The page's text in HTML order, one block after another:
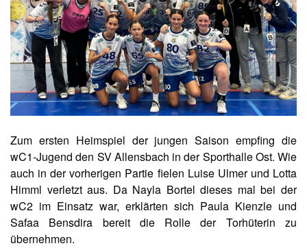
Zum ersten Heimspiel der jungen Saison empfing die
wC1-Jugend den SV Allensbach in der Sporthalle Ost. Wie
auch in der vorherigen Partie fielen Luise Ulmer und Lotta
Himml verletzt aus. Da Nayla Bortel dieses mal bei der
wC2 im Einsatz war, erklärten sich Paula Kienzle und
Safaa Bensdira bereit die Rolle der Torhüterin zu
übernehmen.